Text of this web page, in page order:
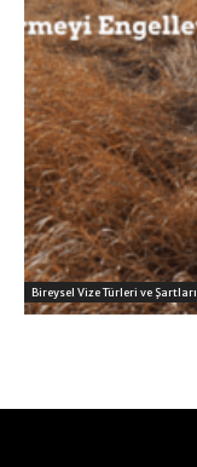
Bireysel Vize Türleri ve Şartları